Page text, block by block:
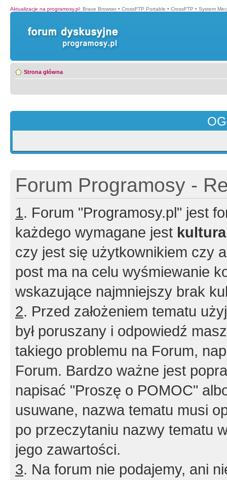
Aktualizacje na programosy.pl: Brave Browser • CrossFTP Portable • CrossFTP • System
Strona główna
Forum Programosy -
1. Forum "Programosy.pl" jest
każdego wymagane jest
czy jest się użytkownikiem czy
post ma na celu wyśmiewanie
wskazujące najmniejszy brak
2. Przed założeniem tematu
był poruszany i odpowiedź
takiego problemu na Forum,
Forum. Bardzo ważne jest
napisać "Proszę o POMOC"
usuwane, nazwa tematu musi
po przeczytaniu nazwy tematu
jego zawartości.
3. Na forum nie podajemy, ani